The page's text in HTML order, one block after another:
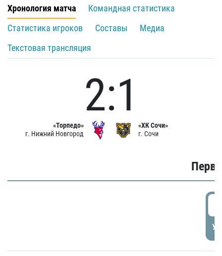
Хронология матча
Командная статистика
Статистика игроков
Составы
Медиа
Текстовая трансляция
«Торпедо»
г. Нижний Новгород
2:1
«ХК Сочи»
г. Сочи